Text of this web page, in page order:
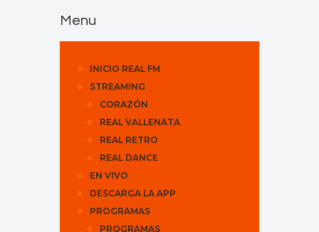
Menu
INICIO REAL FM
STREAMING
CORAZÓN
REAL VALLENATA
REAL RETRO
REAL DANCE
EN VIVO
DESCARGA LA APP
PROGRAMAS
PROGRAMAS